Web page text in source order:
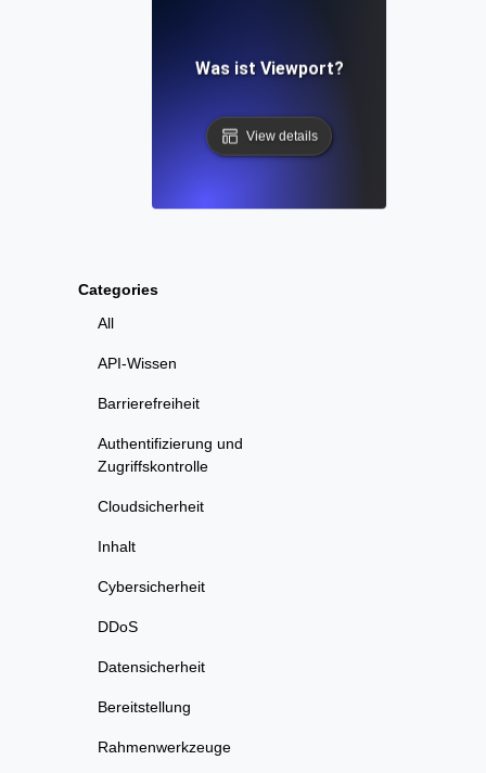
Categories
All
API-Wissen
Barrierefreiheit
Authentifizierung und
Zugriffskontrolle
Cloudsicherheit
Inhalt
Cybersicherheit
DDoS
Datensicherheit
Bereitstellung
Rahmenwerkzeuge
Was ist Viewport?
View details